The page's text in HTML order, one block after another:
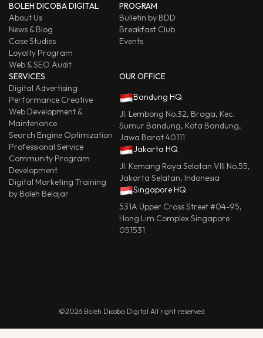
BOLEH DICOBA DIGITAL
About Us
News & Blog
Case Studies
Loyalty Program
Web & SEO Audit
PROGRAM
Bulletin by BDD
Breakfast Club
Events
SERVICES
Digital Advertising
Performance Creative
Web Development &
Maintenance
Search Engine Optimization
Professional Service
Community Program
Development
Digital Marketing Training
by Boleh Belajar
OUR OFFICE
Bandung HQ
Jl. Lembong No.32, Braga, Kec.
Sumur Bandung, Kota Bandung,
Jawa Barat 40111
Jakarta HQ
Jl. Kemang Raya Selatan VIII No.55,
Jakarta Selatan, Indonesia
Singapore HQ
531A Upper Cross Street #04-95,
Hong Lim Complex Singapore
051531
©2026 Boleh Dicoba Digital All right reserved